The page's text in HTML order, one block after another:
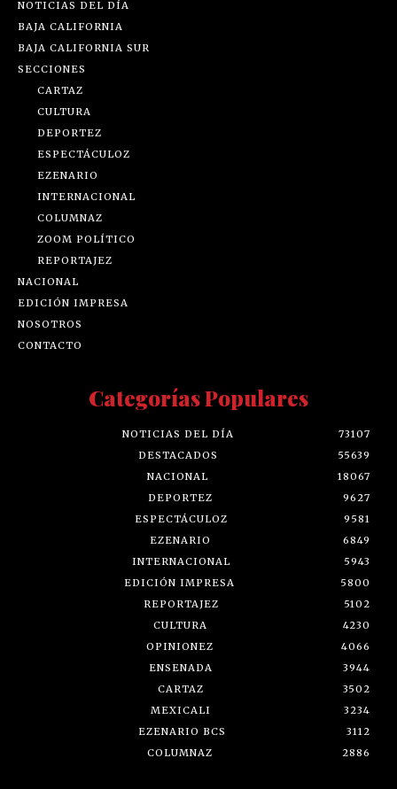
NOTICIAS DEL DÍA
BAJA CALIFORNIA
BAJA CALIFORNIA SUR
SECCIONES
CARTAZ
CULTURA
DEPORTEZ
ESPECTÁCULOZ
EZENARIO
INTERNACIONAL
COLUMNAZ
ZOOM POLÍTICO
REPORTAJEZ
NACIONAL
EDICIÓN IMPRESA
NOSOTROS
CONTACTO
Categorías Populares
NOTICIAS DEL DÍA
73107
DESTACADOS
55639
NACIONAL
18067
DEPORTEZ
9627
ESPECTÁCULOZ
9581
EZENARIO
6849
INTERNACIONAL
5943
EDICIÓN IMPRESA
5800
REPORTAJEZ
5102
CULTURA
4230
OPINIONEZ
4066
ENSENADA
3944
CARTAZ
3502
MEXICALI
3234
EZENARIO BCS
3112
COLUMNAZ
2886